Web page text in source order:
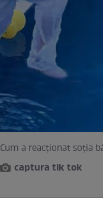
Cum a reacționat soția
captura tik tok